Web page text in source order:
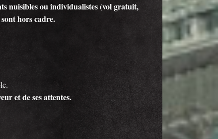
nuisibles ou individualistes (vol gratuit,
hors cadre.
et de ses attentes.